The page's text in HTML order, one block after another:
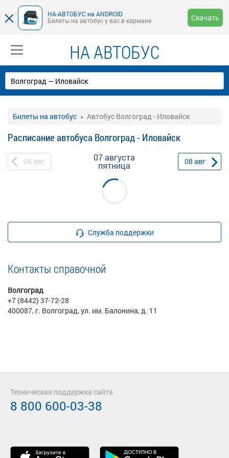
НА-АВТОБУС на ANDROID
Билеты на автобус у вас в кармане
Скачать
НА АВТОБУС
Билеты на автобус Автобус Волгоград - Иловайск
Расписание автобуса Волгоград - Иловайск
06 авг 07 августа
пятница 08 авг
Служба поддержки
Контакты справочной
Волгоград
+7 (8442) 37-72-28
400087, г. Волгоград, ул. им. Балонина, д. 11
Техническая поддержка сайта
8 800 600-03-38